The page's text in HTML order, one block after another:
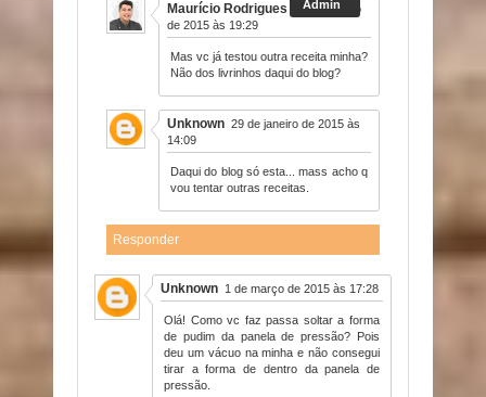
Maurício Rodrigues
20 de janeiro
de 2015 às 19:29
Mas vc já testou outra receita minha?
Não dos livrinhos daqui do blog?
Unknown 29 de janeiro de 2015 às
14:09
Daqui do blog só esta... mass acho q
vou tentar outras receitas.
Responder
Unknown 1 de março de 2015 às 17:28
Olá! Como vc faz passa soltar a forma
de pudim da panela de pressão? Pois
deu um vácuo na minha e não consegui
tirar a forma de dentro da panela de
pressão.